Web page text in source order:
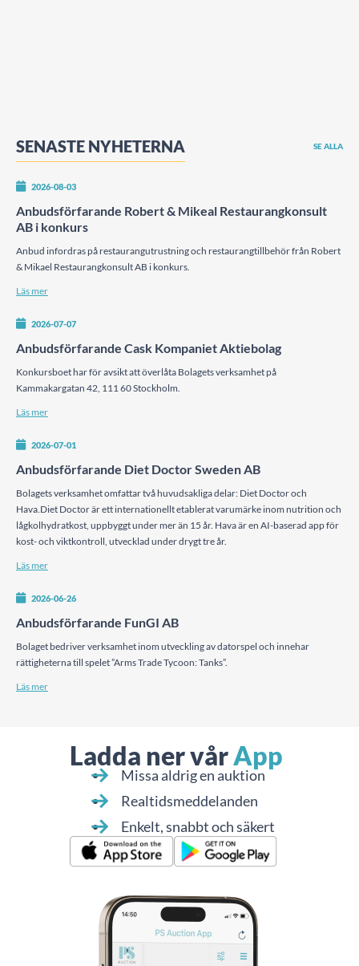
SENASTE NYHETERNA SE ALLA
2026-08-03
Anbudsförfarande Robert & Mikeal Restaurangkonsult
AB i konkurs
Anbud infordras på restaurangutrustning och restaurangtillbehör från Robert
& Mikael Restaurangkonsult AB i konkurs.
Läs mer
2026-07-07
Anbudsförfarande Cask Kompaniet Aktiebolag
Konkursboet har för avsikt att överlåta Bolagets verksamhet på
Kammakargatan 42, 111 60 Stockholm.
Läs mer
2026-07-01
Anbudsförfarande Diet Doctor Sweden AB
Bolagets verksamhet omfattar två huvudsakliga delar: Diet Doctor och
Hava.Diet Doctor är ett internationellt etablerat varumärke inom nutrition och
lågkolhydratkost, uppbyggt under mer än 15 år. Hava är en AI-baserad app för
kost- och viktkontroll, utvecklad under drygt tre år.
Läs mer
2026-06-26
Anbudsförfarande FunGI AB
Bolaget bedriver verksamhet inom utveckling av datorspel och innehar
rättigheterna till spelet ”Arms Trade Tycoon: Tanks”.
Läs mer
Ladda ner vårApp
Missa aldrig en auktion
Realtidsmeddelanden
Enkelt, snabbt och säkert